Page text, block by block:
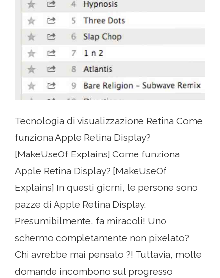
Tecnologia di visualizzazione Retina Come
funziona Apple Retina Display?
[MakeUseOf Explains] Come funziona
Apple Retina Display? [MakeUseOf
Explains] In questi giorni, le persone sono
pazze di Apple Retina Display.
Presumibilmente, fa miracoli! Uno
schermo completamente non pixelato?
Chi avrebbe mai pensato ?! Tuttavia, molte
domande incombono sul progresso